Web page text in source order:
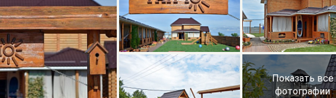
Показать все
фотографии